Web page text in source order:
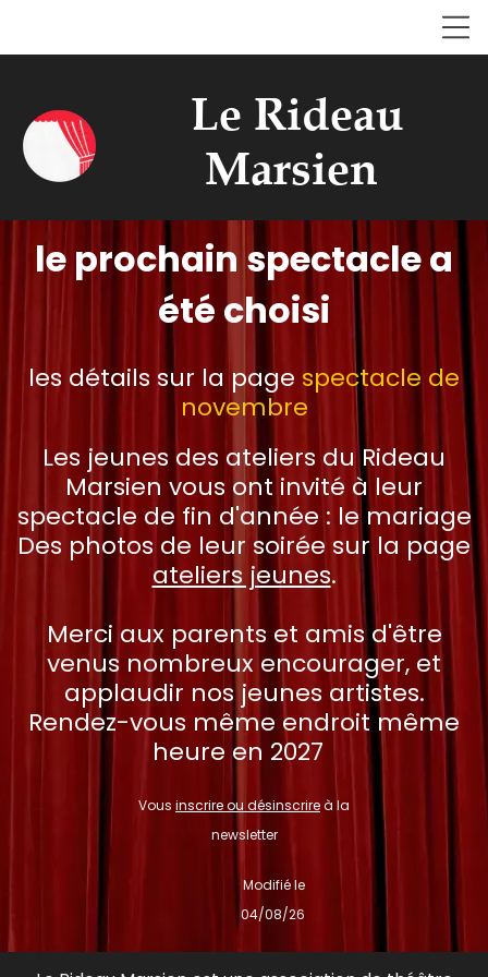
Le Rideau
Marsien
le prochain spectacle a
été choisi
les détails sur la page spectacle de
novembre
Les jeunes des ateliers du Rideau
Marsien vous ont invité à leur
spectacle de fin d'année : le mariage
Des photos de leur soirée sur la page
ateliers jeunes.
Merci aux parents et amis d'être
venus nombreux encourager, et
applaudir nos jeunes artistes.
Rendez-vous même endroit même
heure en 2027
Vous inscrire ou désinscrireà la
newsletter
Modifié le
04/08/26